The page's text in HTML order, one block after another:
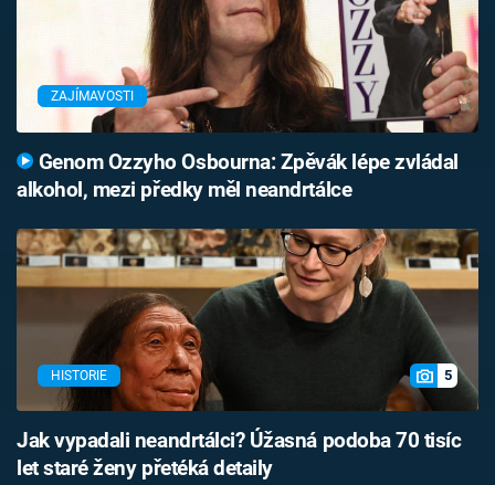
ZAJÍMAVOSTI
Genom Ozzyho Osbourna: Zpěvák lépe zvládal
alkohol, mezi předky měl neandrtálce
HISTORIE 5
Jak vypadali neandrtálci? Úžasná podoba 70 tisíc
let staré ženy přetéká detaily